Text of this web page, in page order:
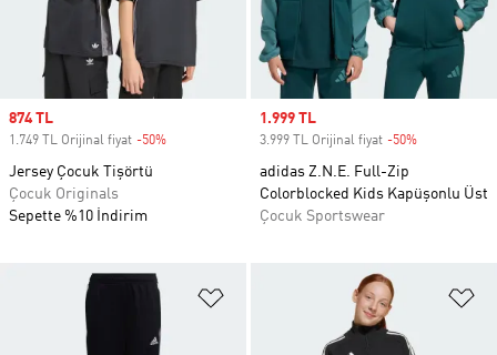
Sale price
874 TL
1.749 TL Orijinal fiyat -50%
Jersey Çocuk Tişörtü
Çocuk Originals
Sepette %10 İndirim
Sale price
1.999 TL
3.999 TL Orijinal fiyat -50%
adidas Z.N.E. Full-Zip
Colorblocked Kids Kapüşonlu Üst
Çocuk Sportswear
Favori Listesine Ekle